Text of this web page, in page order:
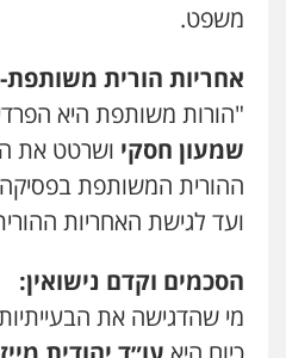
משפט.
אחריות הורית משותפת-
"הורות משותפת היא
שמעון חסקי ושרטט את
ההורית המשותפת
ועד לגישת האחריות
הסכמים וקדם נישואין:
מי שהדגישה את
עו"ד זקי
פלילי פשיעה